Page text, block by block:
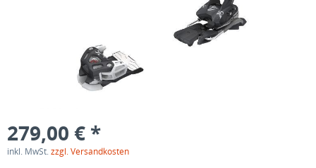
279,00 € *
inkl. MwSt.zzgl. Versandkosten